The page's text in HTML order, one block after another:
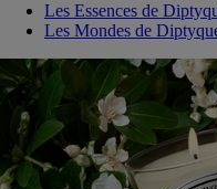
Les Essences de
Les Mondes de